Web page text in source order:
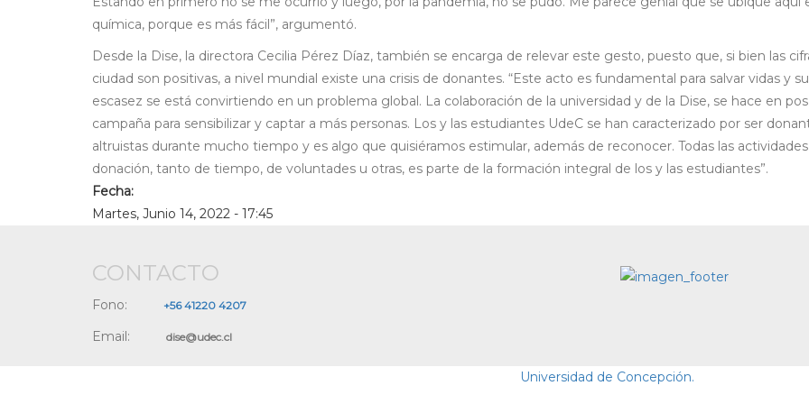
química, porque es más fácil”, argumentó.
Desde la Dise, la directora Cecilia Pérez Díaz, también se encarga de relevar este gesto, puesto que, si bien las
ciudad son positivas, a nivel mundial existe una crisis de donantes. “Este acto es fundamental para salvar vidas y su
escasez se está convirtiendo en un problema global. La colaboración de la universidad y de la Dise, se hace en
campaña para sensibilizar y captar a más personas. Los y las estudiantes UdeC se han caracterizado por ser
altruistas durante mucho tiempo y es algo que quisiéramos estimular, además de reconocer. Todas las
donación, tanto de tiempo, de voluntades u otras, es parte de la formación integral de los y las estudiantes”.
Fecha:
Martes, Junio 14, 2022 - 17:45
CONTACTO
Fono: +56 41220 4207
Email: dise@udec.cl
Universidad de Concepción.